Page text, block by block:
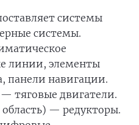
системы
системы.
линии, элементы
панели навигации.
тяговые двигатели.
— редукторы.